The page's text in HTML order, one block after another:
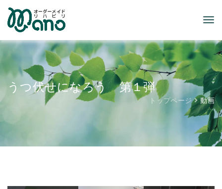
うつ伏せになろう 第１弾
トップページ 動画